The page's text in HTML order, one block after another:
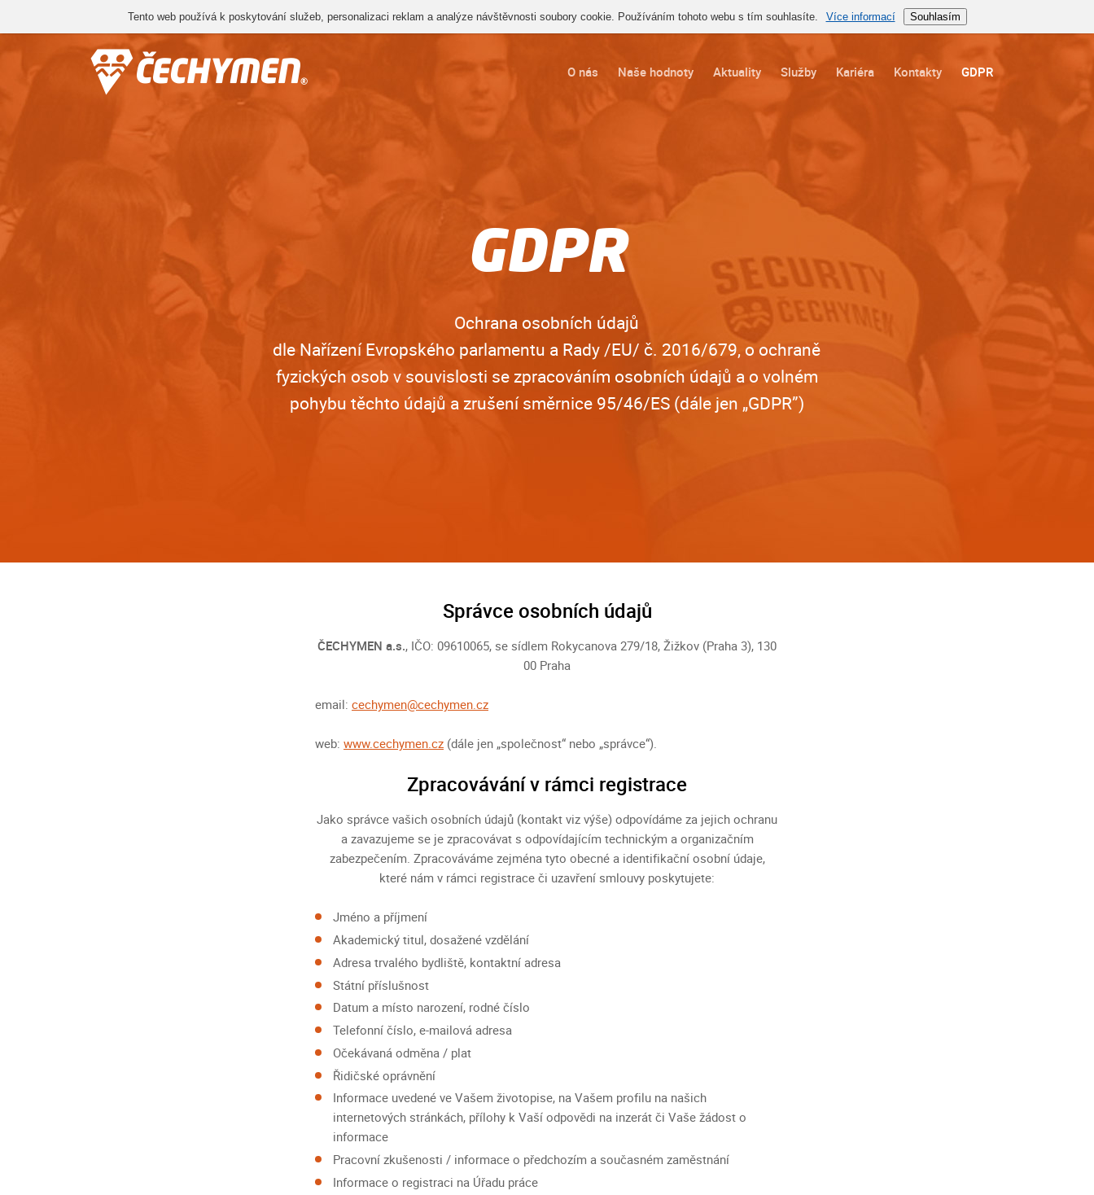
Tento web používá k poskytování služeb, personalizaci reklam a analýze návštěvnosti soubory cookie. Používáním tohoto webu s tím souhlasíte. Více informací Souhlasím
O nás Naše hodnoty Aktuality Služby Kariéra Kontakty GDPR
GDPR
Ochrana osobních údajů
dle Nařízení Evropského parlamentu a Rady /EU/ č. 2016/679, o ochraně
fyzických osob v souvislosti se zpracováním osobních údajů a o volném
pohybu těchto údajů a zrušení směrnice 95/46/ES (dále jen „GDPR”)
Správce osobních údajů
ČECHYMEN a.s., IČO: 09610065, se sídlem Rokycanova 279/18, Žižkov (Praha 3), 130
00 Praha
email: cechymen@cechymen.cz
web: www.cechymen.cz (dále jen „společnost“ nebo „správce“).
Zpracovávání v rámci registrace
Jako správce vašich osobních údajů (kontakt viz výše) odpovídáme za jejich ochranu
a zavazujeme se je zpracovávat s odpovídajícím technickým a organizačním
zabezpečením. Zpracováváme zejména tyto obecné a identifikační osobní údaje,
které nám v rámci registrace či uzavření smlouvy poskytujete:
Jméno a příjmení
Akademický titul, dosažené vzdělání
Adresa trvalého bydliště, kontaktní adresa
Státní příslušnost
Datum a místo narození, rodné číslo
Telefonní číslo, e-mailová adresa
Očekávaná odměna / plat
Řidičské oprávnění
Informace uvedené ve Vašem životopise, na Vašem profilu na našich
internetových stránkách, přílohy k Vaší odpovědi na inzerát či Vaše žádost o
informace
Pracovní zkušenosti / informace o předchozím a současném zaměstnání
Informace o registraci na Úřadu práce